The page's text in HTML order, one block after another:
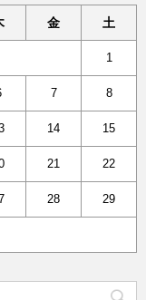
金 土
1
7 8
14 15
21 22
28 29